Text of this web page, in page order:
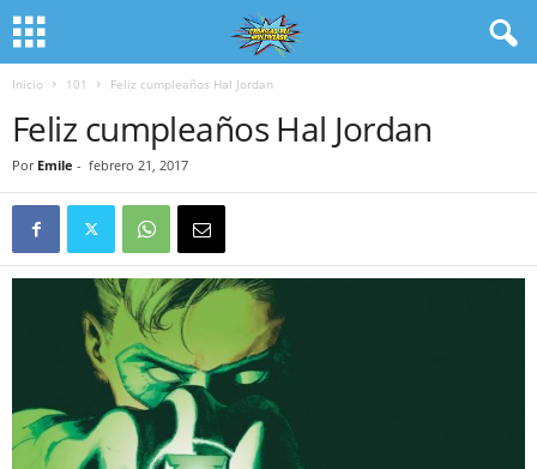
Inicio 101 Feliz cumpleaños Hal Jordan
Feliz cumpleaños Hal Jordan
Por Emile - febrero 21, 2017